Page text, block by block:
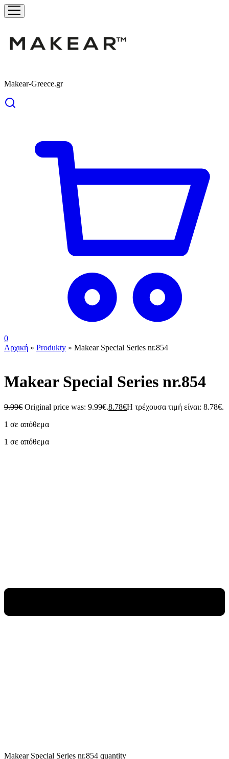
Makear-Greece.gr
0
Αρχική » Produkty » Makear Special Series nr.854
Makear Special Series nr.854
9.99€ Original price was: 9.99€.8.78€Η τρέχουσα τιμή είναι: 8.78€.
1 σε απόθεμα
1 σε απόθεμα
Makear Special Series nr.854 quantity